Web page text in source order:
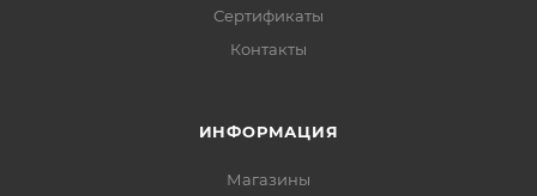
Сертификаты
Контакты
ИНФОРМАЦИЯ
Магазины